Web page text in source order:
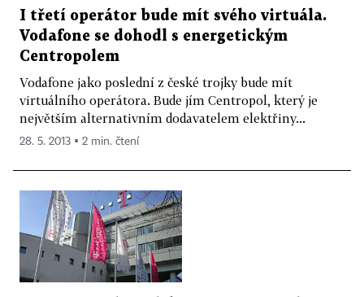
I třetí operátor bude mít svého virtuála.
Vodafone se dohodl s energetickým
Centropolem
Vodafone jako poslední z české trojky bude mít
virtuálního operátora. Bude jím Centropol, který je
největším alternativním dodavatelem elektřiny...
28. 5. 2013 ▪ 2 min. čtení